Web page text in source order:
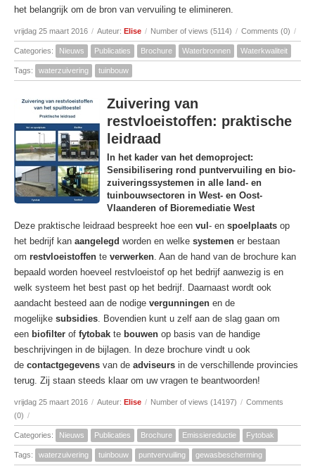
het belangrijk om de bron van vervuiling te elimineren.
vrijdag 25 maart 2016 / Auteur: Elise / Number of views (5114) / Comments (0) /
Categories: Nieuws Publicaties Brochure Waterbronnen Waterkwaliteit
Tags: waterzuivering tuinbouw
Zuivering van
restvloeistoffen: praktische
leidraad
In het kader van het demoproject:
Sensibilisering rond puntvervuiling en bio-
zuiveringssystemen in alle land- en
tuinbouwsectoren in West- en Oost-
Vlaanderen of Bioremediatie West
Deze praktische leidraad bespreekt hoe een vul - en spoelplaats op
het bedrijf kan aangelegd worden en welke systemen er bestaan
om restvloeistoffen te verwerken. Aan de hand van de brochure kan
bepaald worden hoeveel restvloeistof op het bedrijf aanwezig is en
welk systeem het best past op het bedrijf. Daarnaast wordt ook
aandacht besteed aan de nodige vergunningen en de
mogelijke subsidies. Bovendien kunt u zelf aan de slag gaan om
een biofilter of fytobak te bouwen op basis van de handige
beschrijvingen in de bijlagen. In deze brochure vindt u ook
de contactgegevens van de adviseurs in de verschillende provincies
terug. Zij staan steeds klaar om uw vragen te beantwoorden!
vrijdag 25 maart 2016 / Auteur: Elise / Number of views (14197) / Comments
(0) /
Categories: Nieuws Publicaties Brochure Emissiereductie Fytobak
Tags: waterzuivering tuinbouw puntvervuiling gewasbescherming